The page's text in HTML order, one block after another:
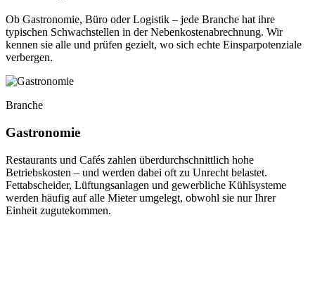
Ob Gastronomie, Büro oder Logistik – jede Branche hat ihre
typischen Schwachstellen in der Nebenkostenabrechnung. Wir
kennen sie alle und prüfen gezielt, wo sich echte Einsparpotenziale
verbergen.
Branche
Gastronomie
Restaurants und Cafés zahlen überdurchschnittlich hohe
Betriebskosten – und werden dabei oft zu Unrecht belastet.
Fettabscheider, Lüftungsanlagen und gewerbliche Kühlsysteme
werden häufig auf alle Mieter umgelegt, obwohl sie nur Ihrer
Einheit zugutekommen.